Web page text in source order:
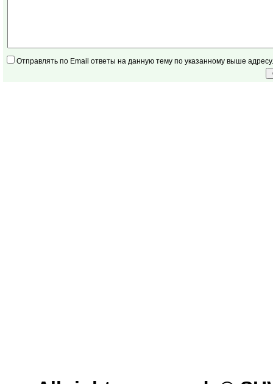
Отправлять по Email ответы на данную тему по указанному выше адресу.